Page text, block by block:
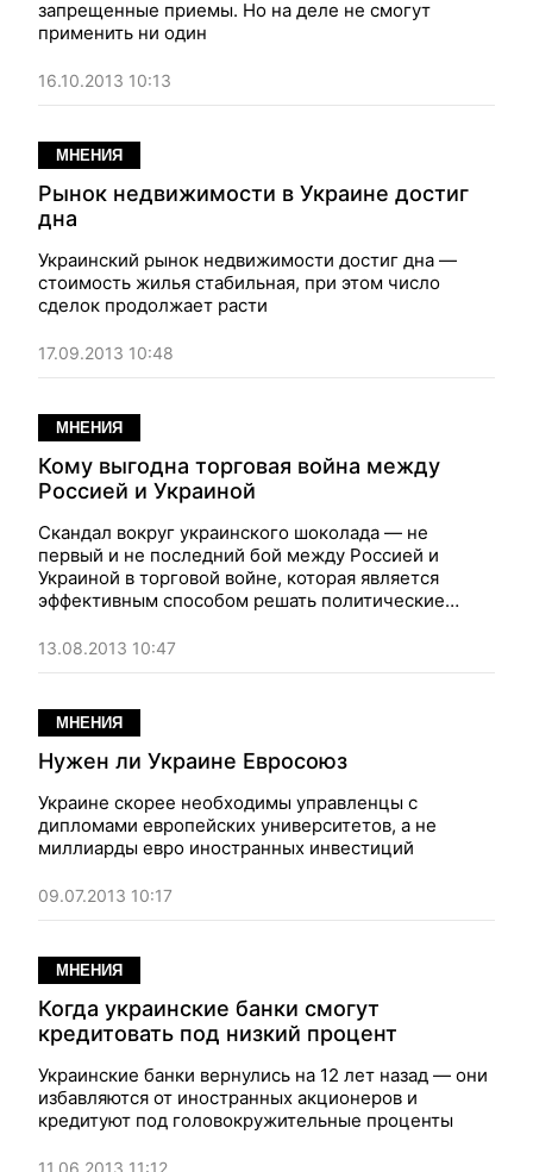
запрещенные приемы. Но на деле не смогут
применить ни один
16.10.2013 10:13
МНЕНИЯ
Рынок недвижимости в Украине достиг
дна
Украинский рынок недвижимости достиг дна —
стоимость жилья стабильная, при этом число
сделок продолжает расти
17.09.2013 10:48
МНЕНИЯ
Кому выгодна торговая война между
Россией и Украиной
Скандал вокруг украинского шоколада — не
первый и не последний бой между Россией и
Украиной в торговой войне, которая является
эффективным способом решать политические
13.08.2013 10:47
МНЕНИЯ
Нужен ли Украине Евросоюз
Украине скорее необходимы управленцы с
дипломами европейских университетов, а не
миллиарды евро иностранных инвестиций
09.07.2013 10:17
МНЕНИЯ
Когда украинские банки смогут
кредитовать под низкий процент
Украинские банки вернулись на 12 лет назад — они
избавляются от иностранных акционеров и
кредитуют под головокружительные проценты
11.06.2013 11:12